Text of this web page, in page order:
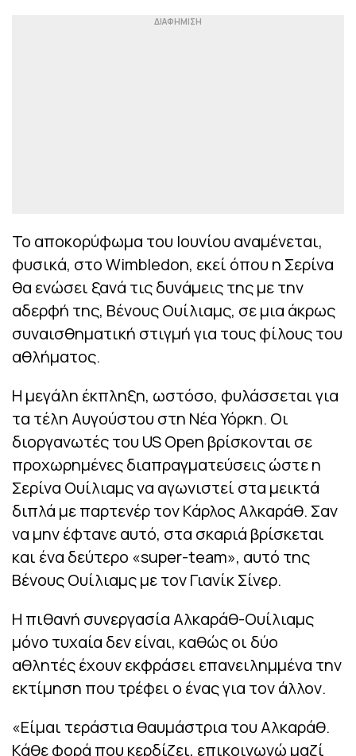
Το αποκορύφωμα του Ιουνίου αναμένεται,
φυσικά, στο Wimbledon, εκεί όπου η Σερίνα
θα ενώσει ξανά τις δυνάμεις της με την
αδερφή της, Βένους Ουίλιαμς, σε μια άκρως
συναισθηματική στιγμή για τους φίλους του
αθλήματος.
Η μεγάλη έκπληξη, ωστόσο, φυλάσσεται για
τα τέλη Αυγούστου στη Νέα Υόρκη. Οι
διοργανωτές του US Open βρίσκονται σε
προχωρημένες διαπραγματεύσεις ώστε η
Σερίνα Ουίλιαμς να αγωνιστεί στα μεικτά
διπλά με παρτενέρ τον Κάρλος Αλκαράθ. Σαν
να μην έφτανε αυτό, στα σκαριά βρίσκεται
και ένα δεύτερο «super-team», αυτό της
Βένους Ουίλιαμς με τον Γιανίκ Σίνερ.
Η πιθανή συνεργασία Αλκαράθ-Ουίλιαμς
μόνο τυχαία δεν είναι, καθώς οι δύο
αθλητές έχουν εκφράσει επανειλημμένα την
εκτίμηση που τρέφει ο ένας για τον άλλον.
«Είμαι τεράστια θαυμάστρια του Αλκαράθ.
Κάθε φορά που κερδίζει, επικοινωνώ μαζί